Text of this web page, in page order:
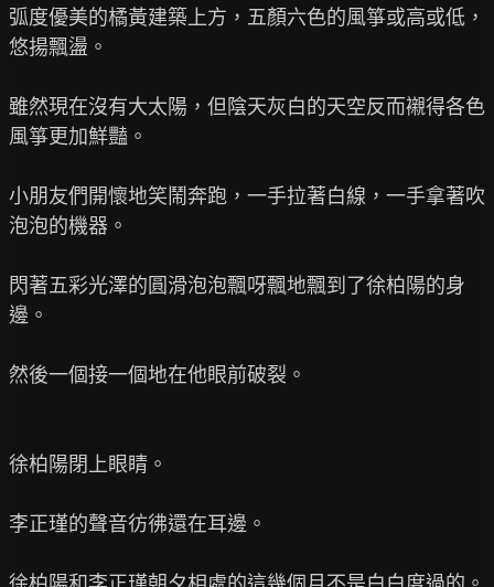
弧度優美的橘黃建築上方，五顏六色的風箏或高或低，
悠揚飄盪。
雖然現在沒有大太陽，但陰天灰白的天空反而襯得各色
風箏更加鮮豔。
小朋友們開懷地笑鬧奔跑，一手拉著白線，一手拿著吹
泡泡的機器。
閃著五彩光澤的圓滑泡泡飄呀飄地飄到了徐柏陽的身
邊。
然後一個接一個地在他眼前破裂。
徐柏陽閉上眼睛。
李正瑾的聲音彷彿還在耳邊。